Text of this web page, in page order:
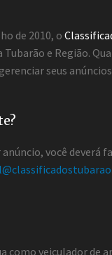
de 2010, o
e Região.
seus
anúncio, você
como veiculador de